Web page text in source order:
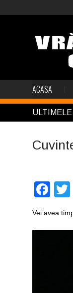
ACASA
Thor,
Vei avea